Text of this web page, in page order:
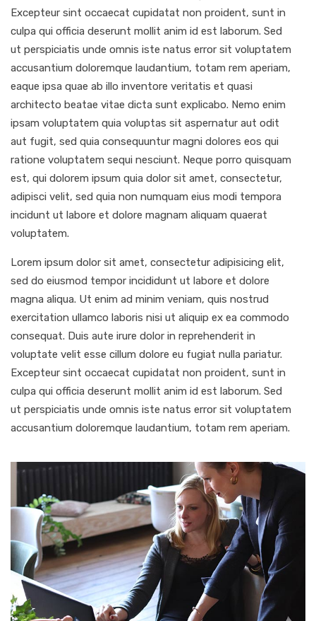
Excepteur sint occaecat cupidatat non proident, sunt in
culpa qui officia deserunt mollit anim id est laborum. Sed
ut perspiciatis unde omnis iste natus error sit voluptatem
accusantium doloremque laudantium, totam rem aperiam,
eaque ipsa quae ab illo inventore veritatis et quasi
architecto beatae vitae dicta sunt explicabo. Nemo enim
ipsam voluptatem quia voluptas sit aspernatur aut odit
aut fugit, sed quia consequuntur magni dolores eos qui
ratione voluptatem sequi nesciunt. Neque porro quisquam
est, qui dolorem ipsum quia dolor sit amet, consectetur,
adipisci velit, sed quia non numquam eius modi tempora
incidunt ut labore et dolore magnam aliquam quaerat
voluptatem.
Lorem ipsum dolor sit amet, consectetur adipisicing elit,
sed do eiusmod tempor incididunt ut labore et dolore
magna aliqua. Ut enim ad minim veniam, quis nostrud
exercitation ullamco laboris nisi ut aliquip ex ea commodo
consequat. Duis aute irure dolor in reprehenderit in
voluptate velit esse cillum dolore eu fugiat nulla pariatur.
Excepteur sint occaecat cupidatat non proident, sunt in
culpa qui officia deserunt mollit anim id est laborum. Sed
ut perspiciatis unde omnis iste natus error sit voluptatem
accusantium doloremque laudantium, totam rem aperiam.